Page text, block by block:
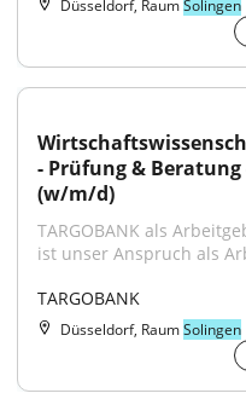
Düsseldorf, RaumSolingen
- Prüfung &
(w/m/d)
TARGOBANK als
ist unser Anspruch als
TARGOBANK
Düsseldorf, RaumSolingen